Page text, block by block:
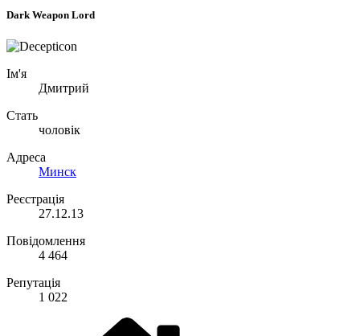
Dark Weapon Lord
Ім'я
Дмитрий
Стать
чоловік
Адреса
Минск
Реєстрація
27.12.13
Повідомлення
4 464
Репутація
1 022